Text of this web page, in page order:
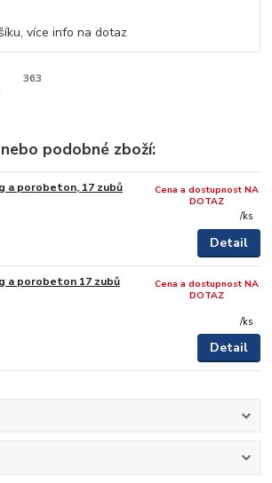
více info na dotaz
363
podobné zboží:
a porobeton, 17 zubů
/ks
Cena a dostupnost NA
DOTAZ
Detail
a porobeton 17 zubů
/ks
Cena a dostupnost NA
DOTAZ
Detail